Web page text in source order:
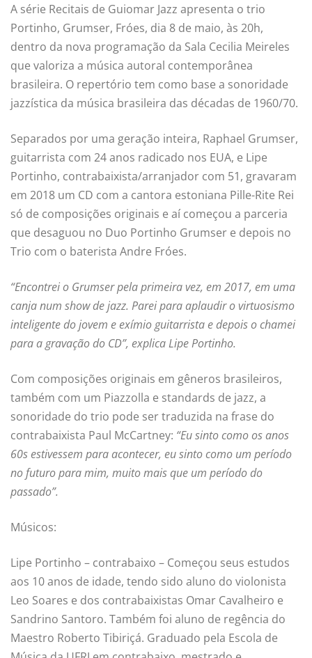
A série Recitais de Guiomar Jazz apresenta o trio
Portinho, Grumser, Fróes, dia 8 de maio, às 20h,
dentro da nova programação da Sala Cecilia Meireles
que valoriza a música autoral contemporânea
brasileira. O repertório tem como base a sonoridade
jazzística da música brasileira das décadas de 1960/70.
Separados por uma geração inteira, Raphael Grumser,
guitarrista com 24 anos radicado nos EUA, e Lipe
Portinho, contrabaixista/arranjador com 51, gravaram
em 2018 um CD com a cantora estoniana Pille-Rite Rei
só de composições originais e aí começou a parceria
que desaguou no Duo Portinho Grumser e depois no
Trio com o baterista Andre Fróes.
“Encontrei o Grumser pela primeira vez, em 2017, em uma
canja num show de jazz. Parei para aplaudir o virtuosismo
inteligente do jovem e exímio guitarrista e depois o chamei
para a gravação do CD”, explica Lipe Portinho.
Com composições originais em gêneros brasileiros,
também com um Piazzolla e standards de jazz, a
sonoridade do trio pode ser traduzida na frase do
contrabaixista Paul McCartney: “Eu sinto como os anos
60s estivessem para acontecer, eu sinto como um período
no futuro para mim, muito mais que um período do
passado”.
Músicos:
Lipe Portinho – contrabaixo – Começou seus estudos
aos 10 anos de idade, tendo sido aluno do violonista
Leo Soares e dos contrabaixistas Omar Cavalheiro e
Sandrino Santoro. Também foi aluno de regência do
Maestro Roberto Tibiriçá. Graduado pela Escola de